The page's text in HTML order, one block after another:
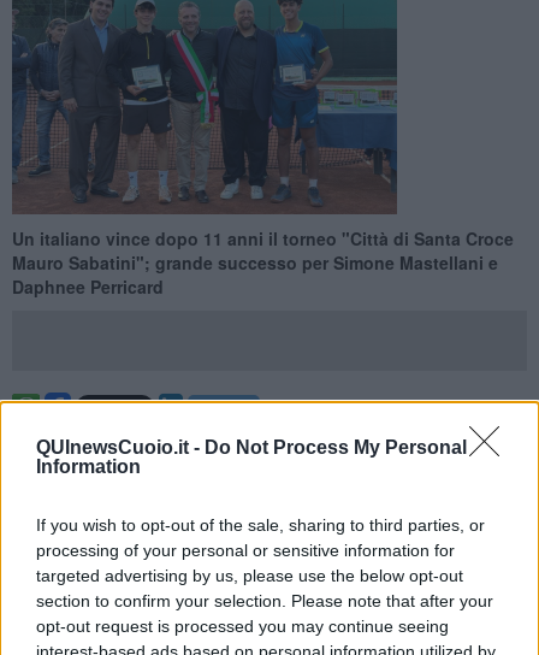
QUInewsCuoio.it - Do Not Process My Personal
Information
If you wish to opt-out of the sale, sharing to third parties, or
processing of your personal or sensitive information for
targeted advertising by us, please use the below opt-out
section to confirm your selection. Please note that after your
opt-out request is processed you may continue seeing
Un italiano vince dopo 11 anni il torneo "Città di Santa Croce
Mauro Sabatini"; grande successo per Simone Mastellani e
Daphnee Perricard
SANTA CROCE SULL'ARNO —Undici anni dopo l’ultimo sigillo
azzurro al Torneo Itf under 18 “
Città di Santa Croce – Mauro
maschile ed entra di diritto nel ristretto novero di vincitori italiani sui
campi del Cerri: appena otto in totale tra uomini e donne in
quarantasei anni di storia della manifestazione, l’ultimo appunto fu
Andrea Pellegrino nel 2015.
Il programma si apre con la finale femminile traYu Jun Lin e